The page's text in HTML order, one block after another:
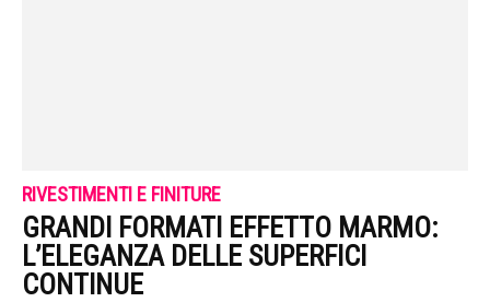
RIVESTIMENTI E FINITURE
GRANDI FORMATI EFFETTO MARMO:
L’ELEGANZA DELLE SUPERFICI
CONTINUE